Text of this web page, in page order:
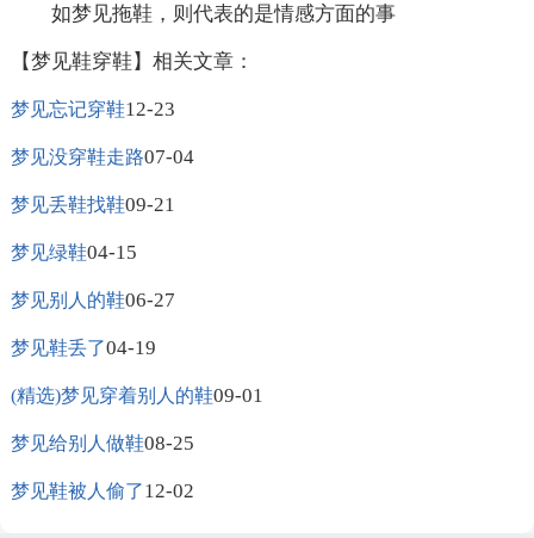
如梦见拖鞋，则代表的是情感方面的事
【梦见鞋穿鞋】相关文章：
梦见忘记穿鞋12-23
梦见没穿鞋走路07-04
梦见丢鞋找鞋09-21
梦见绿鞋04-15
梦见别人的鞋06-27
梦见鞋丢了04-19
(精选)梦见穿着别人的鞋09-01
梦见给别人做鞋08-25
梦见鞋被人偷了12-02